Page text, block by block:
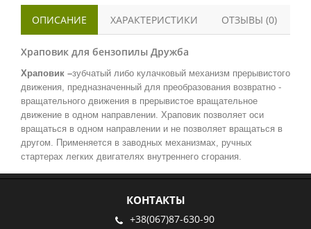
ОПИСАНИЕ ХАРАКТЕРИСТИКИ ОТЗЫВЫ (0)
Храповик для бензопилы Дружба
Храповик –зубчатый либо кулачковый механизм прерывистого
движения, предназначенный для преобразования возвратно -
вращательного движения в прерывистое вращательное
движение в одном направлении. Храповик позволяет оси
вращаться в одном направлении и не позволяет вращаться в
другом. Применяется в заводных механизмах, ручных
стартерах легких двигателях внутреннего сгорания.
КОНТАКТЫ
+38(067)87-630-90